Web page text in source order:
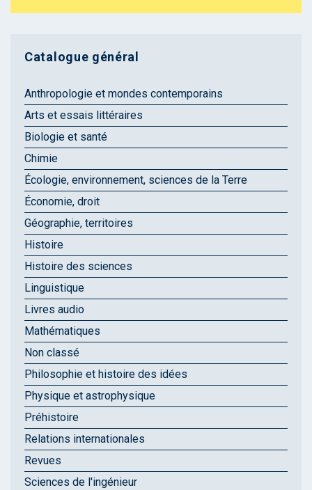
Catalogue général
Anthropologie et mondes contemporains
Arts et essais littéraires
Biologie et santé
Chimie
Écologie, environnement, sciences de la Terre
Économie, droit
Géographie, territoires
Histoire
Histoire des sciences
Linguistique
Livres audio
Mathématiques
Non classé
Philosophie et histoire des idées
Physique et astrophysique
Préhistoire
Relations internationales
Revues
Sciences de l'ingénieur